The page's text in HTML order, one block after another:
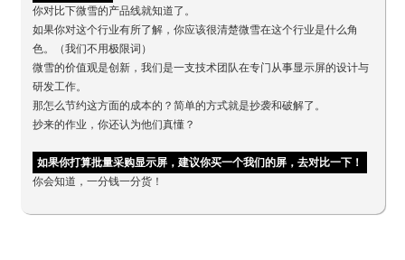
你对比下微雪的产品线就知道了。
如果你对这个行业有所了解，你应该很清楚微雪在这个行业是什么角
色。（我们不用极限词）
微雪的价值观是创新，我们是一支技术团队在专门从事显示屏的设计与
研发工作。
那怎么节约这方面的成本的？简单的方式就是抄袭和破解了。
抄来的作业，你还认为他们真懂？
如果你打算批量采购显示屏，建议你买一个我们的屏，去对比一下！
你会知道，一分钱一分货！